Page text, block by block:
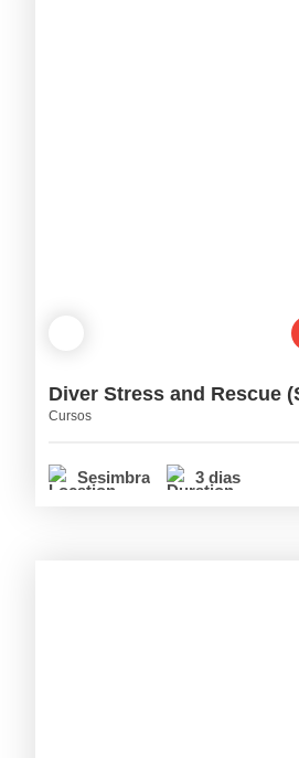
Diver Stress and Rescue
Cursos
Sesimbra 3 dias